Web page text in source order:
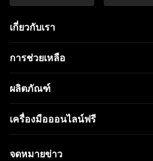
เกี่ยวกับเรา
การช่วยเหลือ
ผลิตภัณฑ์
เครื่องมือออนไลน์ฟรี
จดหมายข่าว